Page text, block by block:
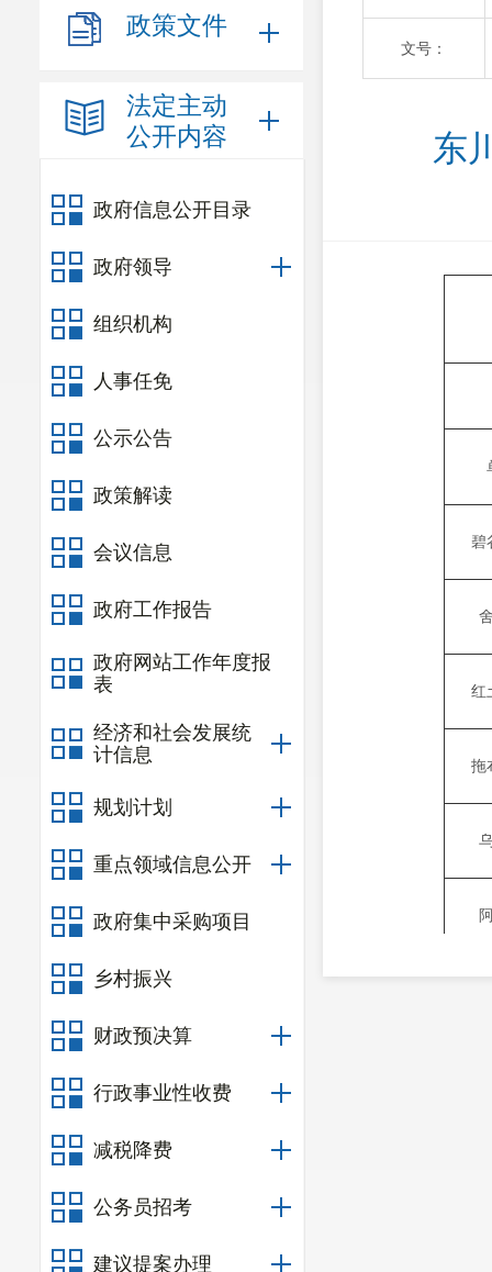
政策文件
法定主动
公开内容
政府信息公开目录
政府领导
组织机构
人事任免
公示公告
政策解读
会议信息
政府工作报告
政府网站工作年度报
表
经济和社会发展统
计信息
规划计划
重点领域信息公开
政府集中采购项目
乡村振兴
财政预决算
行政事业性收费
减税降费
公务员招考
建议提案办理
文号：
东
碧
红
拖